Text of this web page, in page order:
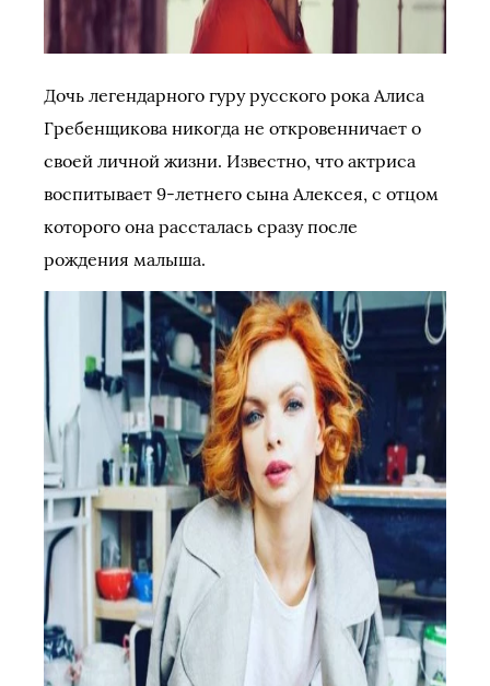
Дочь легендарного гуру русского рока Алиса
Гребенщикова никогда не откровенничает о
своей личной жизни. Известно, что актриса
воспитывает 9-летнего сына Алексея, с отцом
которого она рассталась сразу после
рождения малыша.